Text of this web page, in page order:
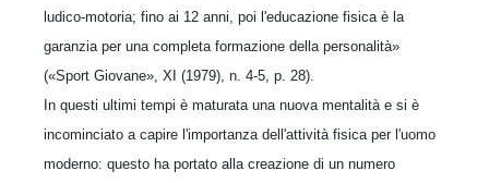
ludico-motoria; fino ai 12 anni, poi l'educazione fisica è la
garanzia per una completa formazione della personalità»
(«Sport Giovane», XI (1979), n. 4-5, p. 28).
In questi ultimi tempi è maturata una nuova mentalità e si è
incominciato a capire l'importanza dell'attività fisica per l'uomo
moderno: questo ha portato alla creazione di un numero